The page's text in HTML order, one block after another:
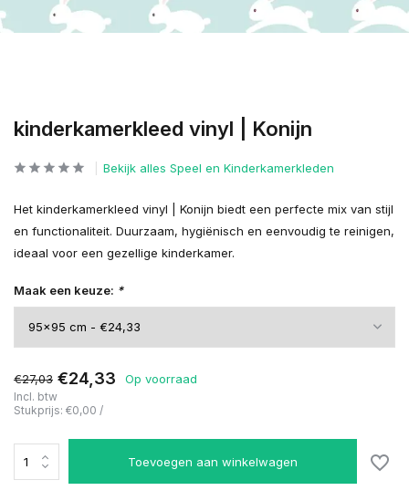
kinderkamerkleed vinyl | Konijn
Bekijk alles Speel en Kinderkamerkleden
Het kinderkamerkleed vinyl | Konijn biedt een perfecte mix van stijl
en functionaliteit. Duurzaam, hygiënisch en eenvoudig te reinigen,
ideaal voor een gezellige kinderkamer.
Maak een keuze: *
€27,03 €24,33 Op voorraad
Incl. btw
Stukprijs: €0,00 /
Toevoegen aan winkelwagen